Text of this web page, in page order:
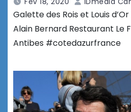
Galette des Rois et Louis
Alain Bernard Restaurant Le
Antibes #cotedazurfrance